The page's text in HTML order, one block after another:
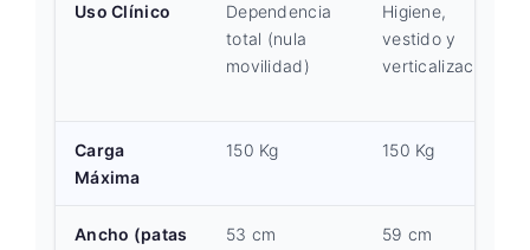
Uso Clínico
Dependencia
total (nula
movilidad)
Higiene,
vestido y
verticalización
Carga
Máxima
150 Kg 150 Kg
Ancho (patas
53 cm 59 cm